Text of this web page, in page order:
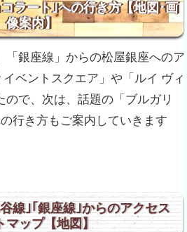
ラート｣への行き方【地図･画
像案内】
「銀座線」からの松屋銀座へのア
ベントスクエア」や「ルイ ヴィ
ので、次は、話題の「ブルガリ
行き方もご案内していきます
線｣｢銀座線｣からのアクセス
マップ【地図】